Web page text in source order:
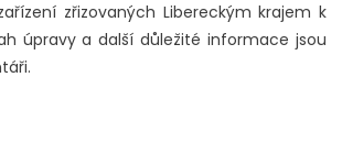
zřizovaných Libereckým krajem k
úpravy a další důležité informace jsou